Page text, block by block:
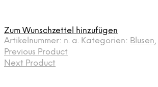
Zum Wunschzettel hinzufügen
Artikelnummer: n. a. Kategorien: Blusen,
Previous Product
Next Product